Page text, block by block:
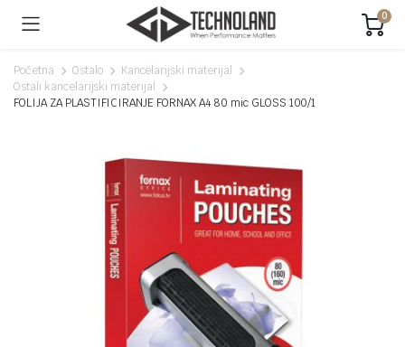
0
Početna Ostalo
Kancelarijski materijal
Ostali kancelarijski materijal
FOLIJA ZA PLASTIFICIRANJE FORNAX A4 80 mic GLOSS 100/1